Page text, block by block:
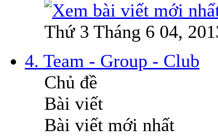
Thứ 3 Tháng 6 04,
4. Team - Group - Club
Chủ đề
Bài viết
Bài viết mới nhất